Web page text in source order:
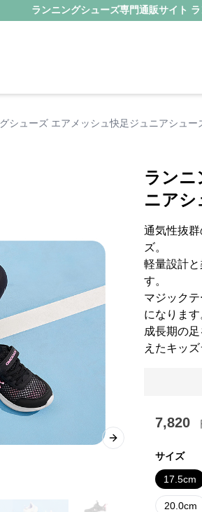
ランニングシューズ専門通販サイト
シューズ エアメッシュ快足ジュニアシュー
Next slide
ランニ
ニアシ
通気性抜
ズ。
軽量設計
す。
マジック
になります
成長期の
えたキッ
7,820
サイズ
17.5cm
20.0cm